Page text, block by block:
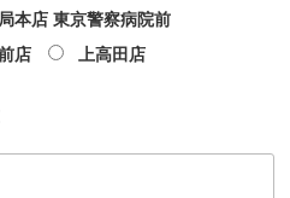
本店 東京警察病院前
店
上高田店